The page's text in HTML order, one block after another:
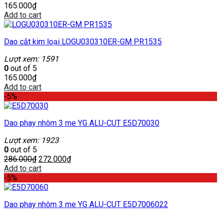
165.000₫
Add to cart
Dao cắt kim loại LOGU030310ER-GM PR1535
Lượt xem: 1591
0 out of 5
165.000₫
Add to cart
-5%
Dao phay nhôm 3 me YG ALU-CUT E5D70030
Lượt xem: 1923
0 out of 5
286.000₫ 272.000₫
Add to cart
-5%
Dao phay nhôm 3 me YG ALU-CUT E5D7006022